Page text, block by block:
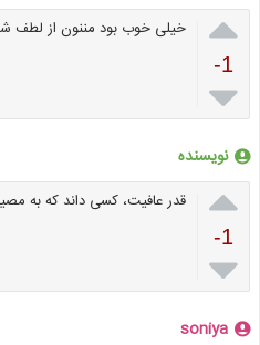

-1

خیلی خوب بود مننون از لطف
نویسنده

-1

قدر عافیت، کسی داند که به
soniya